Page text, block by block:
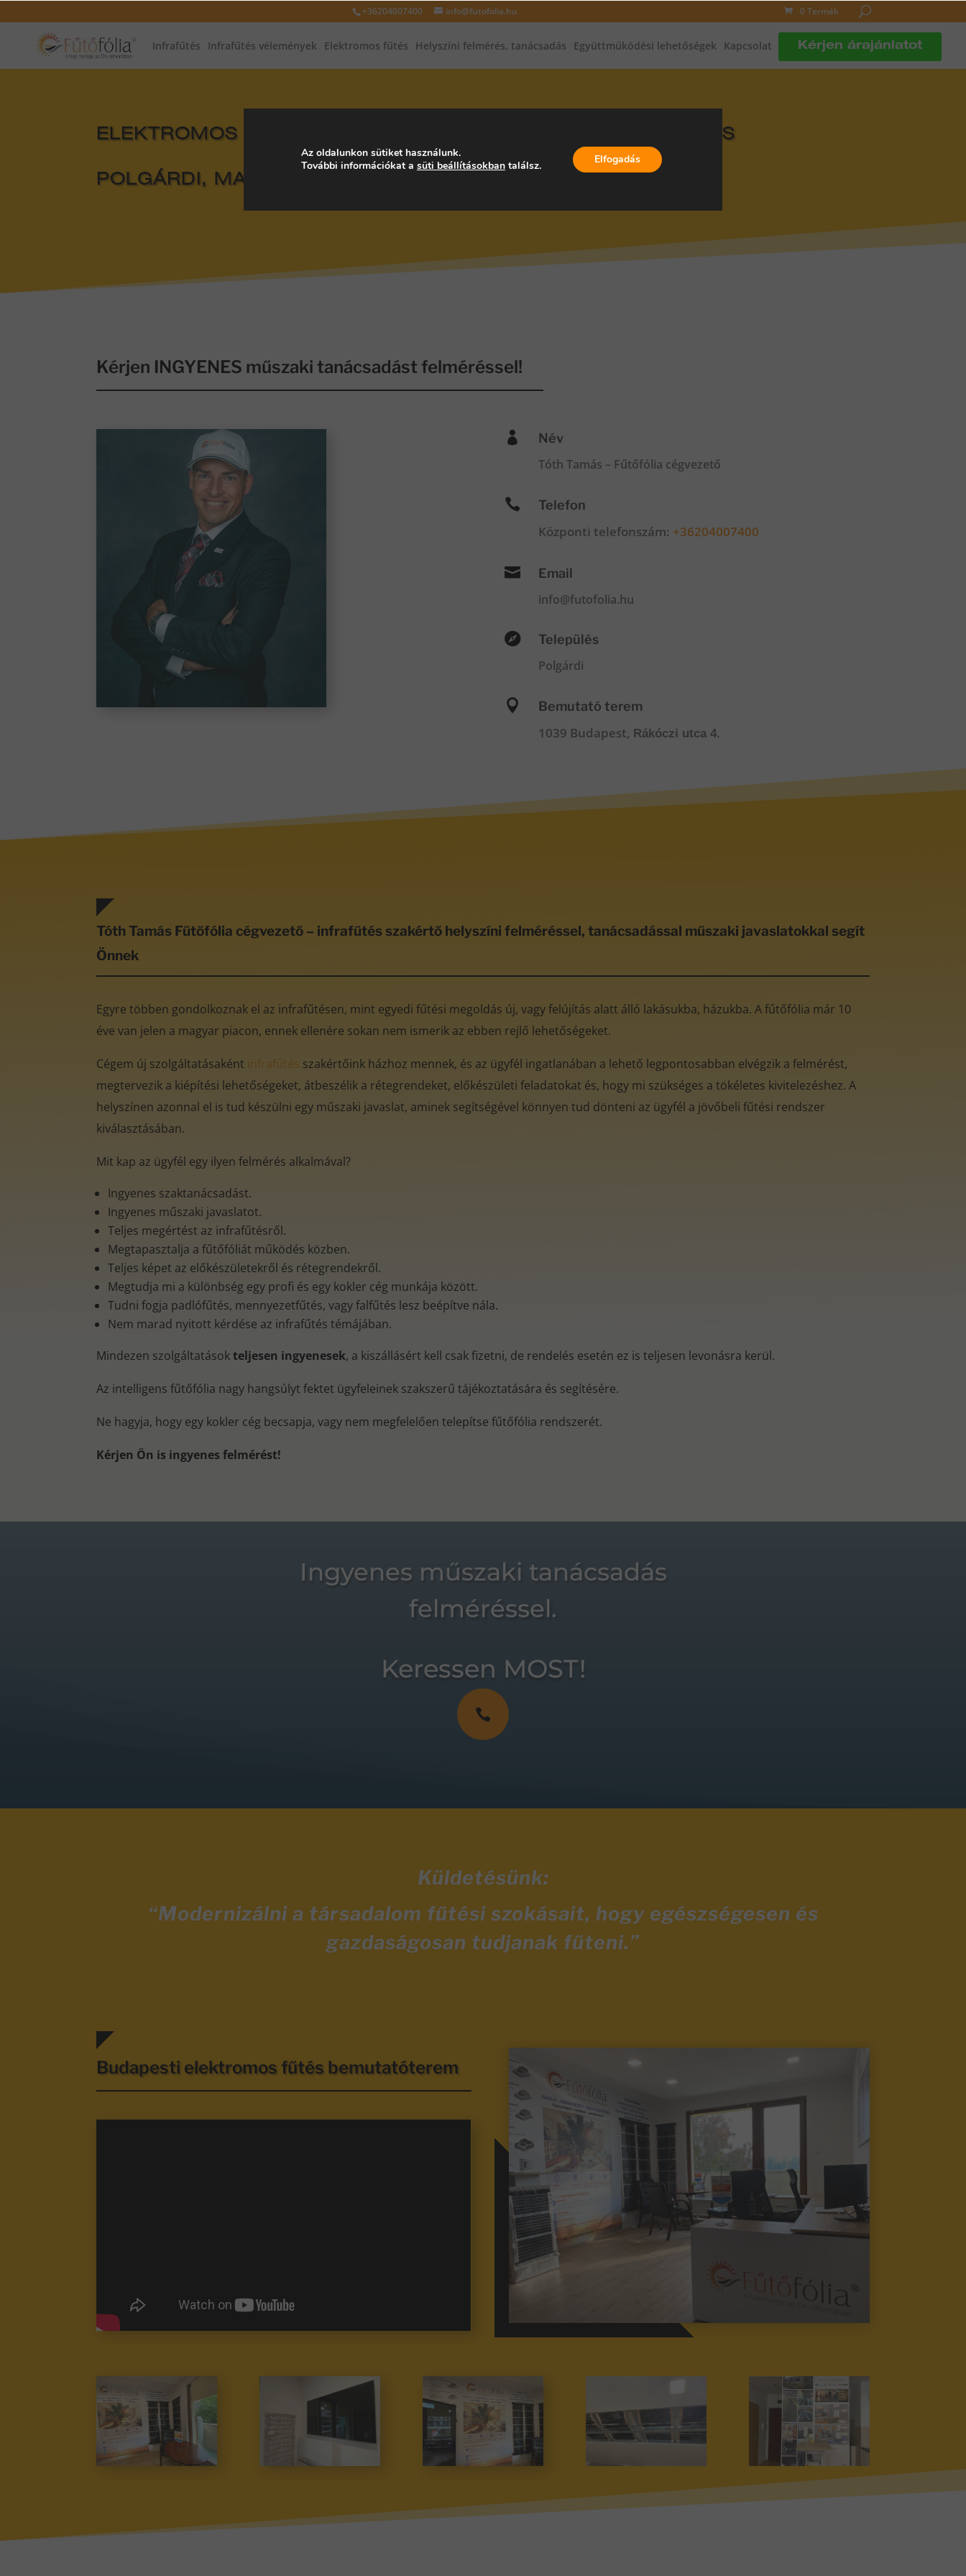
+36204007400 info@futofolia.hu 0 Termék
Infrafűtés Infrafűtés vélemények Elektromos fűtés Helyszíni felmérés, tanácsadás Együttműködési lehetőségek Kapcsolat Kérjen árajánlatot
ELEKTROMOS FŰTÉS, INFRAFŰTÉS, INFRAPANEL, PADLÓFŰTÉS
POLGÁRDI, MAGYARORSZÁG
Kérjen INGYENES műszaki tanácsadást felméréssel!
 Név
Tóth Tamás – Fűtőfólia cégvezető
 Telefon
Központi telefonszám: +36204007400
 Email
info@futofolia.hu
 Település
Polgárdi
 Bemutató terem
1039 Budapest, Rákóczi utca 4.
Tóth Tamás Fűtőfólia cégvezető – infrafűtés szakértő helyszíni felméréssel, tanácsadással műszaki javaslatokkal segít
Önnek
Egyre többen gondolkoznak el az infrafűtésen, mint egyedi fűtési megoldás új, vagy felújítás alatt álló lakásukba, házukba. A fűtőfólia már 10
éve van jelen a magyar piacon, ennek ellenére sokan nem ismerik az ebben rejlő lehetőségeket.
Cégem új szolgáltatásaként infrafűtés szakértőink házhoz mennek, és az ügyfél ingatlanában a lehető legpontosabban elvégzik a felmérést,
megtervezik a kiépítési lehetőségeket, átbeszélik a rétegrendeket, előkészületi feladatokat és, hogy mi szükséges a tökéletes kivitelezéshez. A
helyszínen azonnal el is tud készülni egy műszaki javaslat, aminek segítségével könnyen tud dönteni az ügyfél a jövőbeli fűtési rendszer
kiválasztásában.
Mit kap az ügyfél egy ilyen felmérés alkalmával?
Ingyenes szaktanácsadást.
Ingyenes műszaki javaslatot.
Teljes megértést az infrafűtésről.
Megtapasztalja a fűtőfóliát működés közben.
Teljes képet az előkészületekről és rétegrendekről.
Megtudja mi a különbség egy profi és egy kokler cég munkája között.
Tudni fogja padlófűtés, mennyezetfűtés, vagy falfűtés lesz beépítve nála.
Nem marad nyitott kérdése az infrafűtés témájában.
Mindezen szolgáltatásokteljesen ingyenesek, a kiszállásért kell csak fizetni, de rendelés esetén ez is teljesen levonásra kerül.
Az intelligens fűtőfólia nagy hangsúlyt fektet ügyfeleinek szakszerű tájékoztatására és segítésére.
Ne hagyja, hogy egy kokler cég becsapja, vagy nem megfelelően telepítse fűtőfólia rendszerét.
Kérjen Ön is ingyenes felmérést!
Ingyenes műszaki tanácsadás
felméréssel.
Keressen MOST!

Küldetésünk:
“Modernizálni a társadalom fűtési szokásait, hogy egészségesen és
gazdaságosan tudjanak fűteni.”
Budapesti elektromos fűtés bemutatóterem
Az oldalunkon sütiket használunk.
További információkat a süti beállításokbantalálsz. Elfogadás